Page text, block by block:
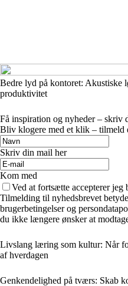
Bedre lyd på kontoret: Akustiske
produktivitet
Få inspiration og nyheder – skriv
Bliv klogere med et klik – tilmeld
Skriv din mail her
Kom med
Ved at fortsætte accepterer jeg
Tilmelding til nyhedsbrevet
brugerbetingelser og
du ikke længere ønsker at
Livslang læring som kultur: Når
af hverdagen
Genkendelighed på tværs: Skab